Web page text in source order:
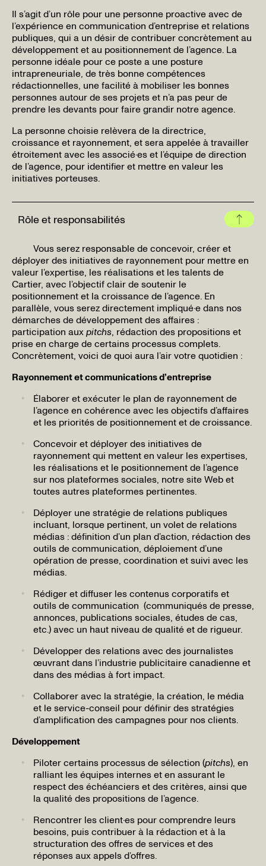
Il s’agit d’un rôle pour une personne proactive avec de
l’expérience en communication d’entreprise et relations
publiques, qui a un désir de contribuer concrètement au
développement et au positionnement de l’agence. La
personne idéale pour ce poste a une posture
intrapreneuriale, de très bonne compétences
rédactionnelles, une facilité à mobiliser les bonnes
personnes autour de ses projets et n’a pas peur de
prendre les devants pour faire grandir notre agence.
La personne choisie relèvera de la directrice,
croissance et rayonnement, et sera appelée à travailler
étroitement avec les associé·es et l’équipe de direction
de l’agence, pour identifier et mettre en valeur les
initiatives porteuses.
Rôle et responsabilités
Vous serez responsable de concevoir, créer et
déployer des initiatives de rayonnement pour mettre en
valeur l’expertise, les réalisations et les talents de
Cartier, avec l’objectif clair de soutenir le
positionnement et la croissance de l’agence. En
parallèle, vous serez directement impliqué·e dans nos
démarches de développement des affaires :
participation auxpitchs, rédaction des propositions et
prise en charge de certains processus complets.
Concrètement, voici de quoi aura l’air votre quotidien :
Rayonnement et communications d’entreprise
Élaborer et exécuter le plan de rayonnement de
l’agence en cohérence avec les objectifs d’affaires
et les priorités de positionnement et de croissance.
Concevoir et déployer des initiatives de
rayonnement qui mettent en valeur les expertises,
les réalisations et le positionnement de l’agence
sur nos plateformes sociales, notre site Web et
toutes autres plateformes pertinentes.
Déployer une stratégie de relations publiques
incluant, lorsque pertinent, un volet de relations
médias : définition d’un plan d’action, rédaction des
outils de communication, déploiement d’une
opération de presse, coordination et suivi avec les
médias.
Rédiger et diffuser les contenus corporatifs et
outils de communication (communiqués de presse,
annonces, publications sociales, études de cas,
etc.) avec un haut niveau de qualité et de rigueur.
Développer des relations avec des journalistes
œuvrant dans l’industrie publicitaire canadienne et
dans des médias à fort impact.
Collaborer avec la stratégie, la création, le média
et le service-conseil pour définir des stratégies
d’amplification des campagnes pour nos clients.
Développement
Piloter certains processus de sélection (pitchs), en
ralliant les équipes internes et en assurant le
respect des échéanciers et des critères, ainsi que
la qualité des propositions de l’agence.
Rencontrer les client·es pour comprendre leurs
besoins, puis contribuer à la rédaction et à la
structuration des offres de services et des
réponses aux appels d’offres.